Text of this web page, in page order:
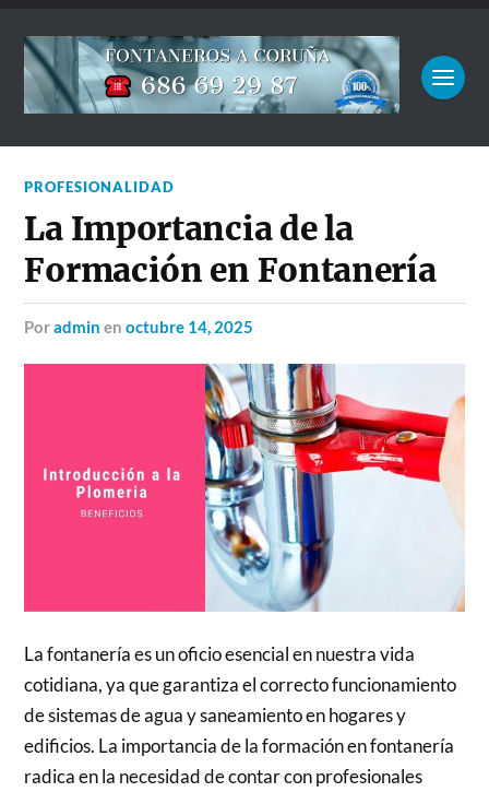
PROFESIONALIDAD
La Importancia de la
Formación en Fontanería
poradmin enoctubre 14, 2025
La fontanería es un oficio esencial en nuestra vida
cotidiana, ya que garantiza el correcto funcionamiento
de sistemas de agua y saneamiento en hogares y
edificios. La importancia de la formación en fontanería
radica en la necesidad de contar con profesionales